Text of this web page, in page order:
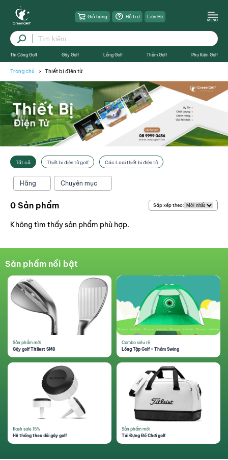
Giỏ hàng Hỗ trợ Liên Hệ
Thi Công Golf Gậy Golf Lồng Golf Thảm Golf Phụ Kiện Golf
GIẬT VOUCHER NGAY!
Voucher sẽ được GreenGolf gửi trực tiếp vào số điện thoại bạn cung
Trang chủ Thiết bị điện tử
Tất cả Thiết bị điện tử golf Các Loại thiết bị điện tử
Hãng
Xem thêm
Chuyên mục
Thiết bị điện tử golf
Các Loại thiết bị điện tử
0 Sản phẩm Sắp xếp theo:
Không tìm thấy sản phẩm phù hợp.
Sản phẩm nổi bật
Sản phẩm mới
Gậy golf Titliest SM8
Combo siêu rẻ
Lồng Tập Golf + Thảm Swing
flash sale 15%
Hệ thống theo dõi gậy golf
Sản phẩm mới
Túi Đựng Đồ Chơi golf